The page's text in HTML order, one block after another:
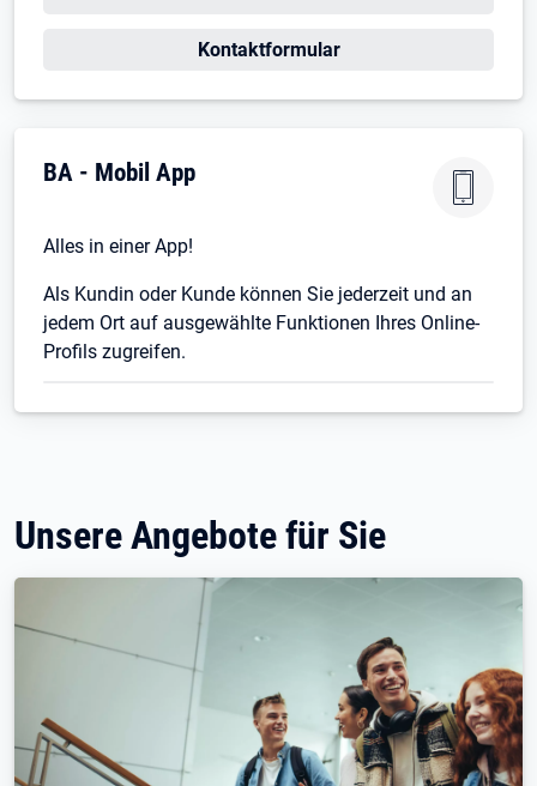
Kontaktformular
BA - Mobil App
Alles in einer App!
Als Kundin oder Kunde können Sie jederzeit und an
jedem Ort auf ausgewählte Funktionen Ihres Online-
Profils zugreifen.
Unsere Angebote für Sie